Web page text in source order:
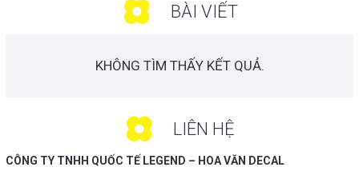
BÀI VIẾT
KHÔNG TÌM THẤY KẾT QUẢ.
LIÊN HỆ
CÔNG TY TNHH QUỐC TẾ LEGEND – HOA VĂN DECAL